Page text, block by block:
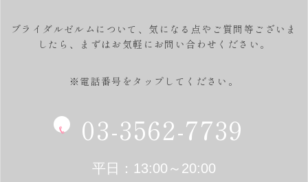
ブライダルゼルムについて、気になる点やご質問等ございま
したら、
まずはお気軽にお問い合わせください。
※電話番号をタップしてください。
03-3562-7739
平日：13:00～20:00